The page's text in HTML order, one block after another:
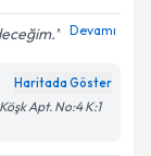
Devamı
Haritada Göster
Apt. No:4 K:1